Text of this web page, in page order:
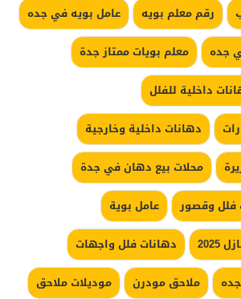
رقم معلم بويه
عامل بويه في جده
جده
معلم بويات ممتاز جدة
داخلية للفلل
دهانات داخلية وخارجية
محلات بيع دهان في جدة
فلل وقصور
عامل بوية
دهانات فلل واجهات
ملاحق مودرن
موديلات ملاحق